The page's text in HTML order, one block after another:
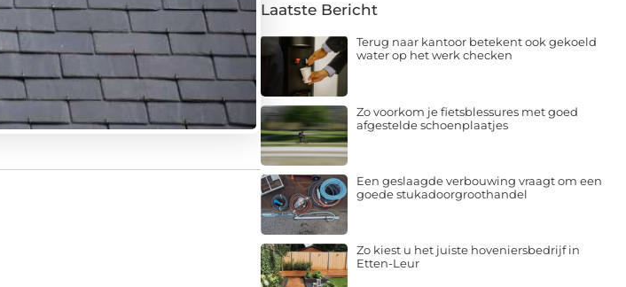
Laatste Bericht
Terug naar kantoor betekent ook gekoeld
water op het werk checken
Zo voorkom je fietsblessures met goed
afgestelde schoenplaatjes
Een geslaagde verbouwing vraagt om een
goede stukadoorgroothandel
Zo kiest u het juiste hoveniersbedrijf in
Etten-Leur